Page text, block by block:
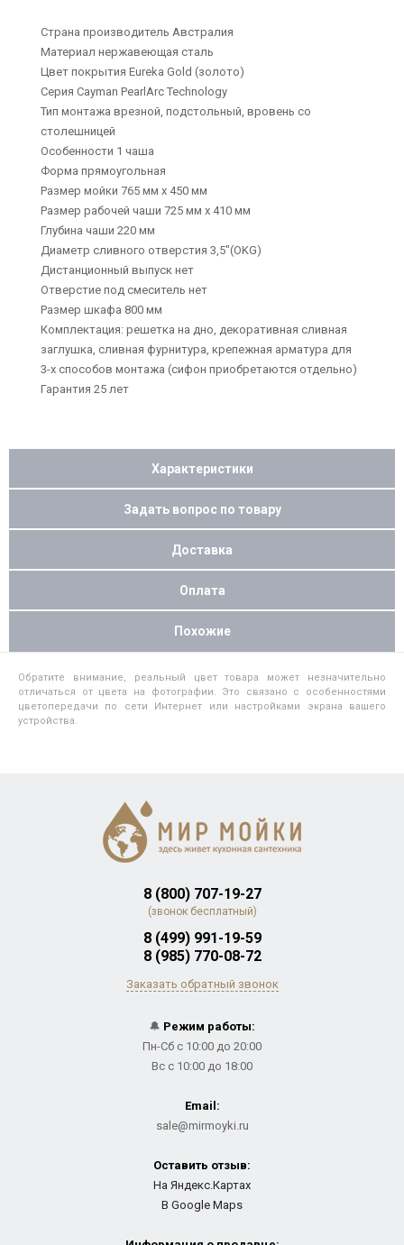
Страна производитель Австралия
Материал нержавеющая сталь
Цвет покрытия Eureka Gold (золото)
Серия Cayman PearlArc Technology
Тип монтажа врезной, подстольный, вровень со
столешницей
Особенности 1 чаша
Форма прямоугольная
Размер мойки 765 мм х 450 мм
Размер рабочей чаши 725 мм х 410 мм
Глубина чаши 220 мм
Диаметр сливного отверстия 3,5"(OKG)
Дистанционный выпуск нет
Отверстие под смеситель нет
Размер шкафа 800 мм
Комплектация: решетка на дно, декоративная сливная
заглушка, сливная фурнитура, крепежная арматура для
3-х способов монтажа (сифон приобретаются отдельно)
Гарантия 25 лет
Характеристики
Задать вопрос по товару
Доставка
Оплата
Похожие
Обратите внимание, реальный цвет товара может незначительно
отличаться от цвета на фотографии. Это связано с особенностями
цветопередачи по сети Интернет или настройками экрана вашего
устройства.
8 (800) 707-19-27
(звонок бесплатный)
8 (499) 991-19-59
8 (985) 770-08-72
Заказать обратный звонок
🔔 Режим работы:
Пн-Сб с 10:00 до 20:00
Вс с 10:00 до 18:00
Email:
sale@mirmoyki.ru
Оставить отзыв:
На Яндекс.Картах
В Google Maps